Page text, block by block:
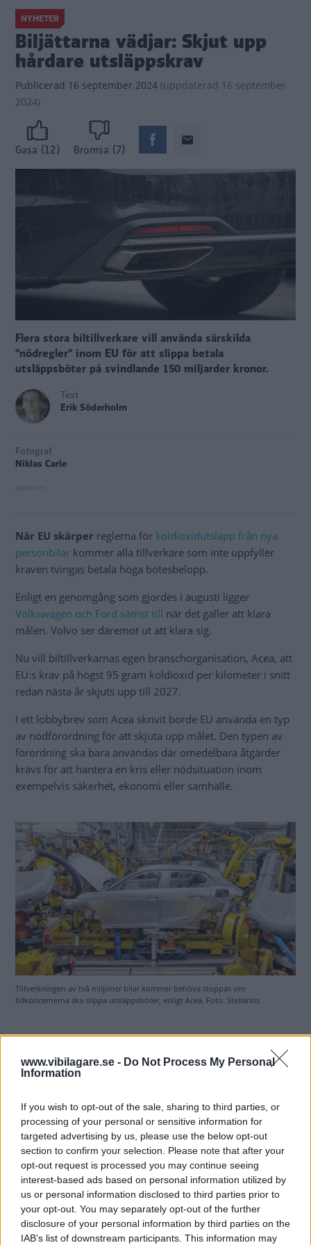
www.vibilagare.se - Do Not Process My Personal
Information
If you wish to opt-out of the sale, sharing to third parties, or
processing of your personal or sensitive information for
targeted advertising by us, please use the below opt-out
section to confirm your selection. Please note that after your
opt-out request is processed you may continue seeing
interest-based ads based on personal information utilized by
us or personal information disclosed to third parties prior to
your opt-out. You may separately opt-out of the further
disclosure of your personal information by third parties on the
IAB’s list of downstream participants. This information may
NYHETER
Biljättarna vädjar: Skjut upp
hårdare utsläppskrav
Publicerad 16 september 2024 (uppdaterad 16 september
2024)
Gasa (12) Bromsa (7)
Flera stora biltillverkare vill använda särskilda
”nödregler” inom EU för att slippa betala
utsläppsböter på svindlande 150 miljarder kronor.
Text
Erik Söderholm
Fotograf
Niklas Carle
När EU skärper reglerna för koldioxidutsläpp från nya
personbilar kommer alla tillverkare som inte uppfyller
kraven tvingas betala höga bötesbelopp.
Enligt en genomgång som gjordes i augusti ligger
Volkswagen och Ford sämst till när det gäller att klara
målen. Volvo ser däremot ut att klara sig.
Nu vill biltillverkarnas egen branschorganisation, Acea, att
EU:s krav på högst 95 gram koldioxid per kilometer i snitt
redan nästa år skjuts upp till 2027.
I ett lobbybrev som Acea skrivit borde EU använda en typ
av nödförordning för att skjuta upp målet. Den typen av
förordning ska bara användas där omedelbara åtgärder
krävs för att hantera en kris eller nödsituation inom
exempelvis säkerhet, ekonomi eller samhälle.
Tillverkningen av två miljoner bilar kommer behöva stoppas om
bilkoncernerna ska slippa utsläppsböter, enligt Acea. Foto: Stellantis
150 miljarder
Om EU håller fastvid utsläppskraven kommer
två miljoner bilar, vilket påverkar ekonomin och
arbetstillfällena, eller tvingas betala böter på 150 miljarder
kronor.
Enligt Acea är europeiska biltillverkare under hård press
eftersom efterfrågan på elbilar minskat och konkurrensen
från kinesiska biltillverkare är ”orättvis”.
Bland Aceas medlemmar finns BMW, Hyundai, Mercedes,
Renault, Toyota och Volkswagen. Däremot har Volvo Cars